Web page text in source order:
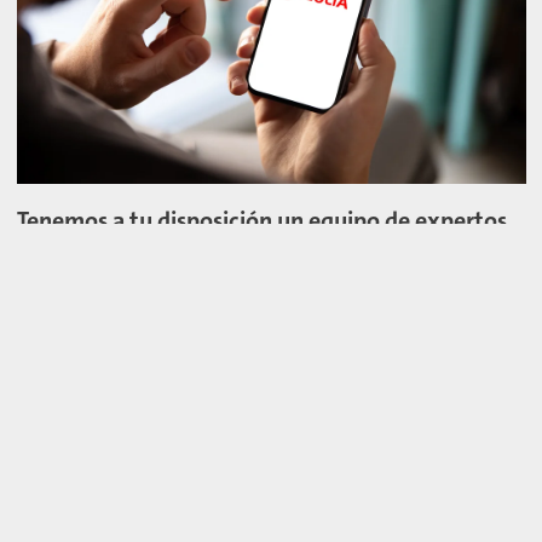
Tenemos a tu disposición un equipo de expertos